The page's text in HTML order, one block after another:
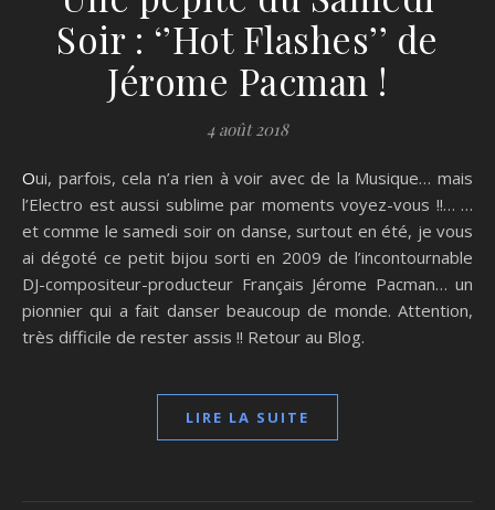
Soir : ‘’Hot Flashes’’ de
Jérome Pacman !
4 août 2018
Oui, parfois, cela n’a rien à voir avec de la Musique… mais
l’Electro est aussi sublime par moments voyez-vous !!… …
et comme le samedi soir on danse, surtout en été, je vous
ai dégoté ce petit bijou sorti en 2009 de l’incontournable
DJ-compositeur-producteur Français Jérome Pacman… un
pionnier qui a fait danser beaucoup de monde. Attention,
très difficile de rester assis !! Retour au Blog.
LIRE LA SUITE